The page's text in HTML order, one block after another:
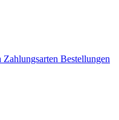
Zahlungsarten Bestellungen